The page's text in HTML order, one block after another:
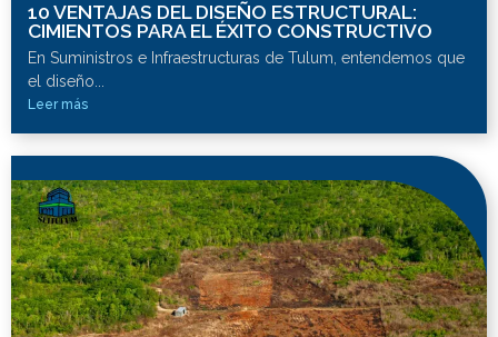
10 VENTAJAS DEL DISEÑO ESTRUCTURAL:
CIMIENTOS PARA EL ÉXITO CONSTRUCTIVO
En Suministros e Infraestructuras de Tulum, entendemos que
el diseño...
Leer más